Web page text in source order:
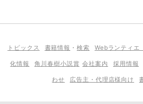
トピックス 書籍情報 ・検索 Webランティエ
化情報 角川春樹小説賞 会社案内 採用情報
わせ 広告主・代理店様向け